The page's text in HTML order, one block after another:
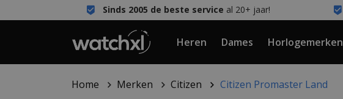
Sinds 2005 de beste service al 20+ jaar!
Heren Dames Horlogemerken
Home Merken Citizen Citizen Promaster Land